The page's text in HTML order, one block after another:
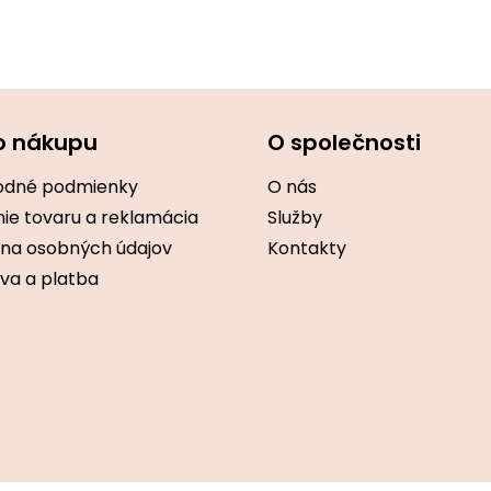
nákupu
podmienky
tovaru a reklamácia
osobných údajov
a platba
O společnosti
O nás
Služby
Kontakty